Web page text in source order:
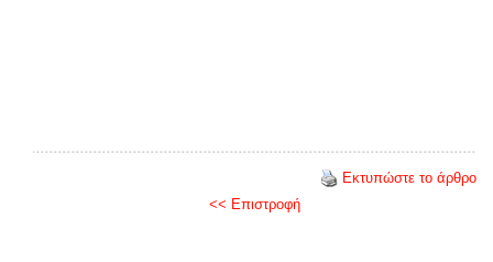
Εκτυπώστε το άρθρο
<< Επιστροφή